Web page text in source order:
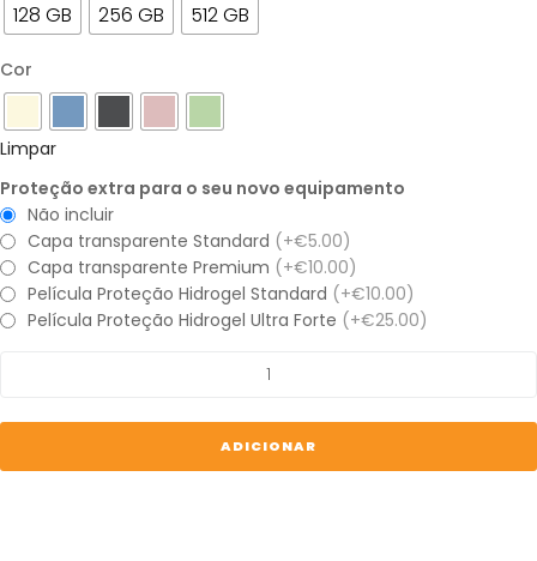
128 GB 256 GB 512 GB
Cor
Limpar
Proteção extra para o seu novo equipamento
Não incluir
Capa transparente Standard (+€5.00)
Capa transparente Premium (+€10.00)
Película Proteção Hidrogel Standard (+€10.00)
Película Proteção Hidrogel Ultra Forte (+€25.00)
iPhone
Plus
ADICIONAR